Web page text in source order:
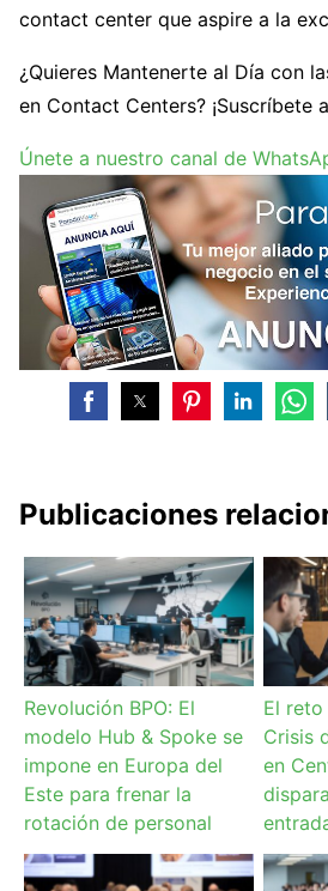
contact center que aspire a la
¿Quieres Mantenerte al Día con
en Contact Centers? ¡Suscríbete
Únete a nuestro canal de
Publicaciones
Revolución BPO: El
modelo Hub & Spoke se
impone en Europa del
Este para frenar la
rotación de personal
El reto
Crisis
en